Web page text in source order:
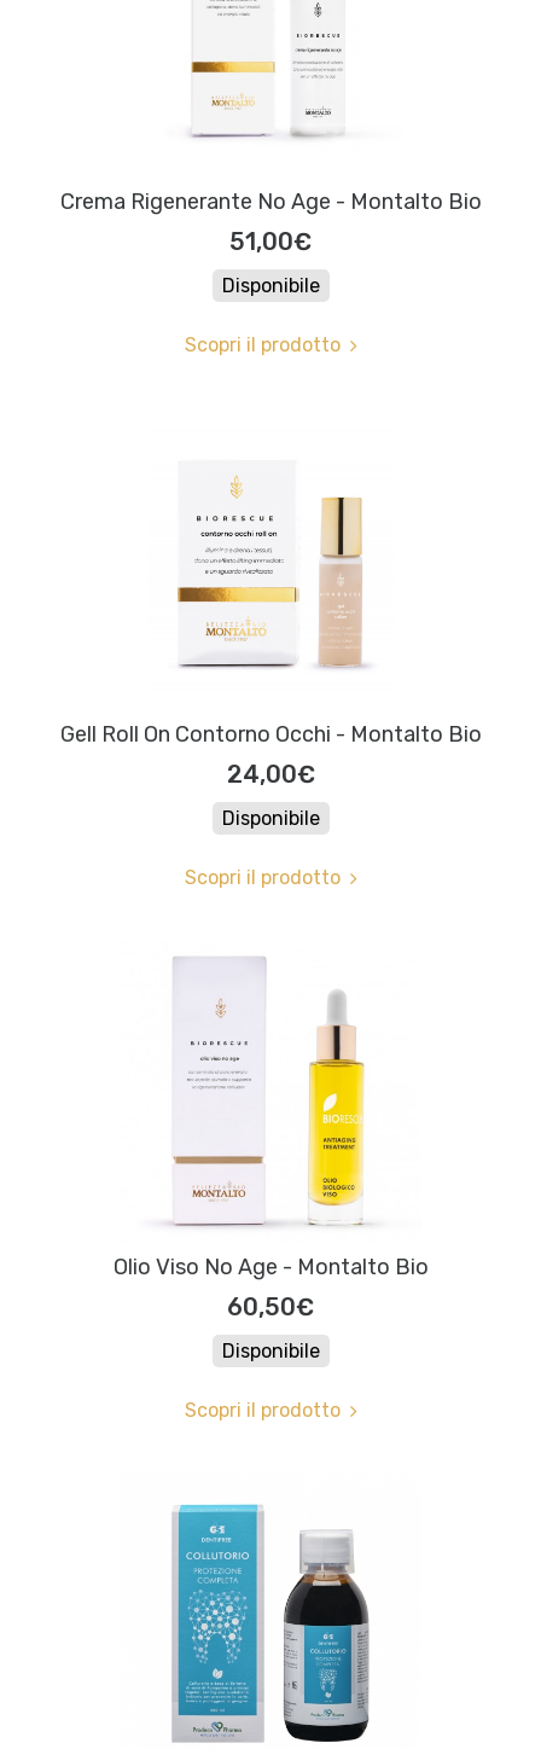
Crema Rigenerante No Age - Montalto Bio
51,00€
Disponibile
Scopri il prodotto
Gell Roll On Contorno Occhi - Montalto Bio
24,00€
Disponibile
Scopri il prodotto
Olio Viso No Age - Montalto Bio
60,50€
Disponibile
Scopri il prodotto